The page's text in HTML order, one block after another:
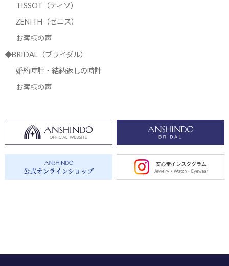
TISSOT（ティソ）
ZENITH（ゼニス）
お客様の声
◆BRIDAL（ブライダル）
婚約時計・結納返しの時計
お客様の声